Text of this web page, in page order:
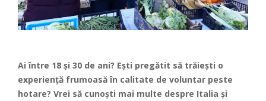
Ai între 18 şi 30 de ani? Ești pregătit să trăiești o
experiență frumoasă în calitate de voluntar peste
hotare? Vrei să cunoști mai multe despre Italia și